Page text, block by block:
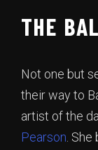
THE
Not one but
their way to
artist of the
Pearson .